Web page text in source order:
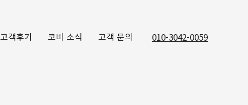
고객후기 코비 소식 고객 문의 010-3042-0059